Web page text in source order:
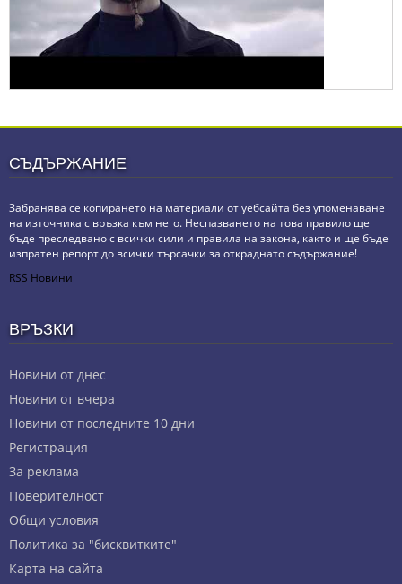
СЪДЪРЖАНИЕ
Забранява се копирането на материали от уебсайта без упоменаване
на източника с връзка към него. Неспазването на това правило ще
бъде преследвано с всички сили и правила на закона, както и ще бъде
изпратен репорт до всички търсачки за откраднато съдържание!
RSS Новини
ВРЪЗКИ
Новини от днес
Новини от вчера
Новини от последните 10 дни
Регистрация
За реклама
Πoвepитeлнocт
Общи условия
Политика за "бисквитките"
Карта на сайта